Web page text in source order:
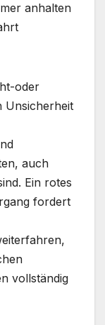
anhalten
oder
Unsicherheit
auch
Ein rotes
fordert
vollständig